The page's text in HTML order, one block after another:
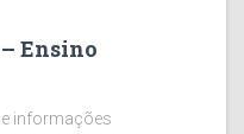
Ensino
informações